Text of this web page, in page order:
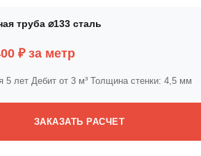
труба ⌀133 сталь
₽ за метр
5 лет Дебит от 3 м³ Толщина стенки: 4,5 мм
ЗАКАЗАТЬ РАСЧЕТ